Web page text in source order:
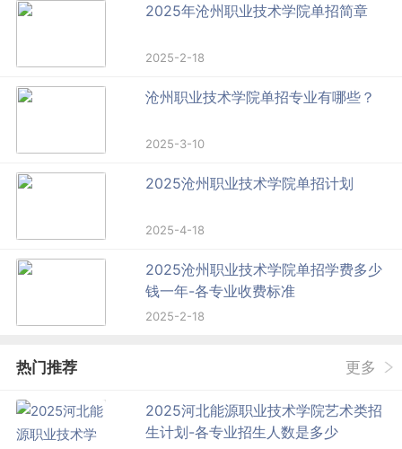
2025年沧州职业技术学院单招简章
2025-2-18
沧州职业技术学院单招专业有哪些？
2025-3-10
2025沧州职业技术学院单招计划
2025-4-18
2025沧州职业技术学院单招学费多少
钱一年-各专业收费标准
2025-2-18
热门推荐 更多
2025河北能源职业技术学院艺术类招
生计划-各专业招生人数是多少